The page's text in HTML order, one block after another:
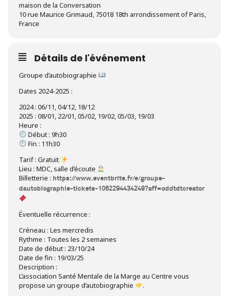
maison de la Conversation
10 rue Maurice Grimaud, 75018 18th arrondissement of Paris,
France
Détails de l'événement
Groupe d’autobiographie
Dates 2024-2025 :
2024 : 06/11, 04/12, 18/12
2025 : 08/01, 22/01, 05/02, 19/02, 05/03, 19/03
Heure :
Début : 9h30
Fin : 11h30
Tarif : Gratuit
Lieu : MDC, salle d’écoute
Billetterie : https://www.eventbrite.fr/e/groupe-
dautobiographie-tickets-1062294434249?aff=oddtdtcreator
Éventuelle récurrence :
Créneau : Les mercredis
Rythme : Toutes les 2 semaines
Date de début : 23/10/24
Date de fin : 19/03/25
Description :
L’association Santé Mentale de la Marge au Centre vous
propose un groupe d’autobiographie
.